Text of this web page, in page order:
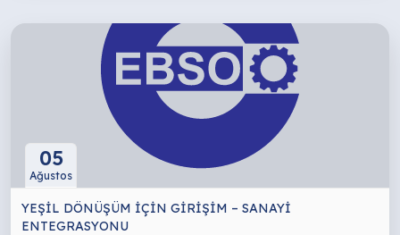
05
Ağustos
YEŞİL DÖNÜŞÜM İÇİN GİRİŞİM – SANAYİ
ENTEGRASYONU